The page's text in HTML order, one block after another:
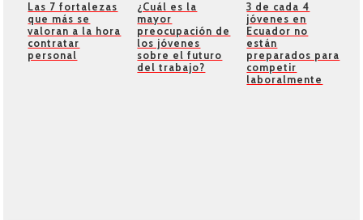
Las 7 fortalezas
que más se
valoran a la hora
contratar
personal
¿Cuál es la
mayor
preocupación de
los jóvenes
sobre el futuro
del trabajo?
3 de cada 4
jóvenes en
Ecuador no
están
preparados para
competir
laboralmente